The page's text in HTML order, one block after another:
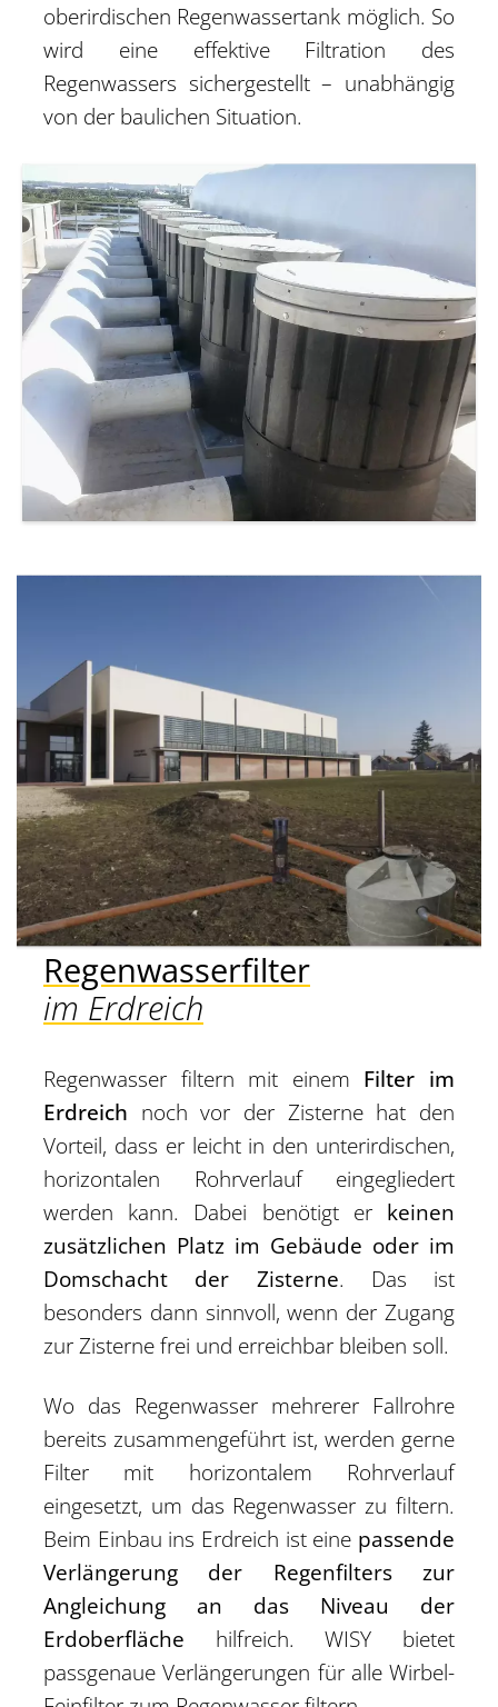
oberirdischen Regenwassertank möglich. So
wird eine effektive Filtration des
Regenwassers sichergestellt – unabhängig
von der baulichen Situation.
Regenwasserfilter
im Erdreich
Regenwasser filtern mit einem Filter im
Erdreich noch vor der Zisterne hat den
Vorteil, dass er leicht in den unterirdischen,
horizontalen Rohrverlauf eingegliedert
werden kann. Dabei benötigt er keinen
zusätzlichen Platz im Gebäude oder im
Domschacht der Zisterne. Das ist
besonders dann sinnvoll, wenn der Zugang
zur Zisterne frei und erreichbar bleiben soll.
Wo das Regenwasser mehrerer Fallrohre
bereits zusammengeführt ist, werden gerne
Filter mit horizontalem Rohrverlauf
eingesetzt, um das Regenwasser zu filtern.
Beim Einbau ins Erdreich ist eine passende
Verlängerung der Regenfilters zur
Angleichung an das Niveau der
Erdoberfläche hilfreich. WISY bietet
passgenaue Verlängerungen für alle Wirbel-